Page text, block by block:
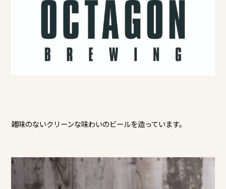
雑味のないクリーンな味わいのビールを造っています。